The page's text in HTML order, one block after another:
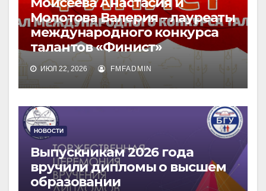
Молотова Валерия – лауреаты
международного конкурса
талантов «Финист»
ИЮЛ 22, 2026 FMFADMIN
НОВОСТИ
Выпускникам 2026 года
вручили дипломы о высшем
образовании